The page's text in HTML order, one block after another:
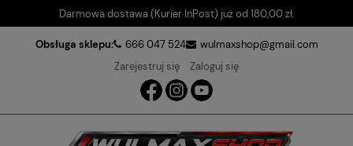
Darmowa dostawa (Kurier InPost) już od 180,00 zł.
Obsługa sklepu: 666 047 524
wulmaxshop@gmail.com
Zarejestruj się
Zaloguj się